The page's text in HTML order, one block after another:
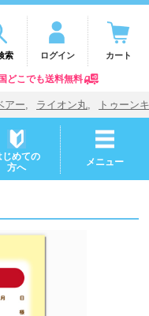
索 ログイン カート
どこでも送料無料
アー ライオン丸 トゥーン
じめての
方へ
メニュー